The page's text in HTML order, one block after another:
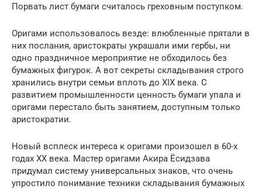
Порвать лист бумаги считалось греховным поступком.
Оригами использовалось везде: влюбленные прятали в
них послания, аристократы украшали ими гербы, ни
одно праздничное мероприятие не обходилось без
бумажных фигурок. А вот секреты складывания строго
хранились внутри семьи вплоть до XIX века. С
развитием промышленности ценность бумаги упала и
оригами перестало быть занятием, доступным только
аристократии.
Новый всплеск интереса к оригами произошел в 60-х
годах XX века. Мастер оригами Акира Ёсидзава
придумал систему универсальных знаков, что очень
упростило понимание техники складывания бумажных